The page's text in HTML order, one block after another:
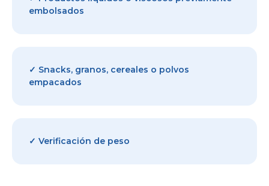
embolsados
✓ Snacks, granos, cereales o polvos
empacados
✓ Verificación de peso